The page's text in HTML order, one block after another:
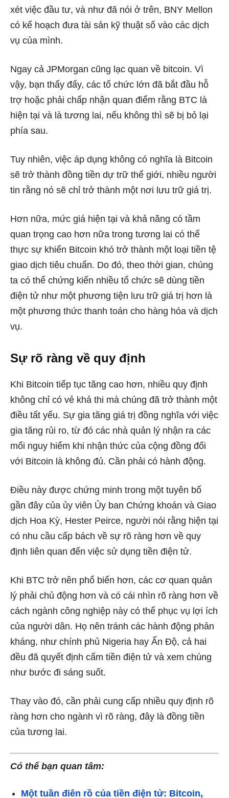
xét việc đầu tư, và như đã nói ở trên, BNY Mellon
có kế hoạch đưa tài sản kỹ thuật số vào các dịch
vụ của mình.
Ngay cả JPMorgan cũng lạc quan về bitcoin. Vì
vậy, bạn thấy đấy, các tổ chức lớn đã bắt đầu hỗ
trợ hoặc phải chấp nhận quan điểm rằng BTC là
hiện tại và là tương lai, nếu không thì sẽ bị bỏ lại
phía sau.
Tuy nhiên, việc áp dụng không có nghĩa là Bitcoin
sẽ trở thành đồng tiền dự trữ thế giới, nhiều người
tin rằng nó sẽ chỉ trở thành một nơi lưu trữ giá trị.
Hơn nữa, mức giá hiện tại và khả năng có tầm
quan trọng cao hơn nữa trong tương lai có thể
thực sự khiến Bitcoin khó trở thành một loại tiền tệ
giao dịch tiêu chuẩn. Do đó, theo thời gian, chúng
ta có thể chứng kiến ​​nhiều tổ chức sẽ dùng tiền
điện tử như một phương tiện lưu trữ giá trị hơn là
một phương thức thanh toán cho hàng hóa và dịch
vụ.
Sự rõ ràng về quy định
Khi Bitcoin tiếp tục tăng cao hơn, nhiều quy định
không chỉ có vẻ khả thi mà chúng đã trở thành một
điều tất yếu. Sự gia tăng giá trị đồng nghĩa với việc
gia tăng rủi ro, từ đó các nhà quản lý nhận ra các
mối nguy hiểm khi nhận thức của cộng đồng đối
với Bitcoin là không đủ. Cần phải có hành động.
Điều này được chứng minh trong một tuyên bố
gần đây của ủy viên Ủy ban Chứng khoán và Giao
dịch Hoa Kỳ, Hester Peirce, người nói rằng hiện tại
có nhu cầu cấp bách về sự rõ ràng hơn về quy
định liên quan đến việc sử dụng tiền điện tử.
Khi BTC trở nên phổ biến hơn, các cơ quan quản
lý phải chủ động hơn và có cái nhìn rõ ràng hơn về
cách ngành công nghiệp này có thể phục vụ lợi ích
của người dân. Họ nên tránh các hành động phản
kháng, như chính phủ Nigeria hay Ấn Độ, cả hai
đều đã quyết định cấm tiền điện tử và xem chúng
như bước đi sáng suốt.
Thay vào đó, cần phải cung cấp nhiều quy định rõ
ràng hơn cho ngành vì rõ ràng, đây là đồng tiền
của tương lai.
Có thể bạn quan tâm:
Một tuần điên rồ của tiền điện tử: Bitcoin,